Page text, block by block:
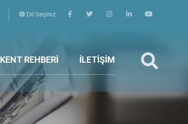
Dil Seçiniz
KENT REHBERİ İLETİŞİM